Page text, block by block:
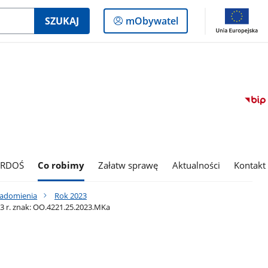
SZUKAJ
Logowanie
do
mObywatel
Co robimy Załatw sprawę Aktualności Kontakt
Rok 2023
znak: OO.4221.25.2023.MKa